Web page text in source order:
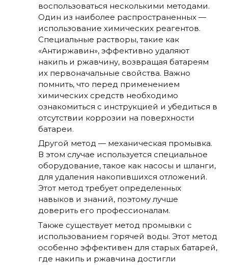
воспользоваться несколькими методами.
Один из наиболее распространенных —
использование химических реагентов.
Специальные растворы, такие как
«Антиржавин», эффективно удаляют
накипь и ржавчину, возвращая батареям
их первоначальные свойства. Важно
помнить, что перед применением
химических средств необходимо
ознакомиться с инструкцией и убедиться в
отсутствии коррозии на поверхности
батареи.
Другой метод — механическая промывка.
В этом случае используется специальное
оборудование, такое как насосы и шланги,
для удаления накопившихся отложений.
Этот метод требует определенных
навыков и знаний, поэтому лучше
доверить его профессионалам.
Также существует метод промывки с
использованием горячей воды. Этот метод
особенно эффективен для старых батарей,
где накипь и ржавчина достигли